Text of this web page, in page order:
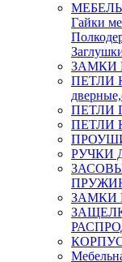
Гайки
ЗАМКИ
ПЕТЛИ
ПЕТЛИ
ПЕТЛИ
РУЧКИ
ЗАМКИ